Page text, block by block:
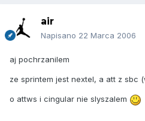
air
Napisano 22 Marca 2006
aj pochrzanilem
ze sprintem jest nextel, a att z sbc
o attws i cingular nie slyszalem